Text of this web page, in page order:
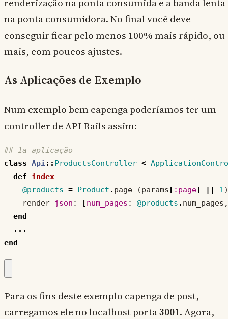
na ponta consumidora. No final você deve
conseguir ficar pelo menos 100% mais rápido, ou
mais, com poucos ajustes.
As Aplicações de Exemplo
Num exemplo bem capenga poderíamos ter um
controller de API Rails assim:
## 1a aplicação
class Api :: ProductsController <
def
index
@products = Product . page (params [ :page] || 1 )
render
json : [num_pages : @products . num_pages ,
end
...
end
Para os fins deste exemplo capenga de post,
carregamos ele no localhost porta3001. Agora,